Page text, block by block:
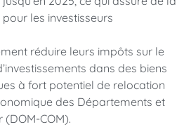
les investisseurs
réduire leurs impôts sur le
dans des biens
à fort potentiel de relocation
des Départements et
(DOM-COM).